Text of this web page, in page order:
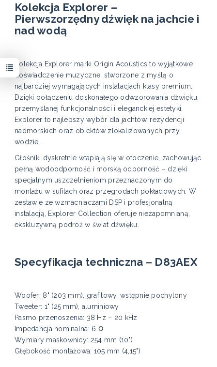
Kolekcja Explorer –
Pierwszorzędny dźwięk na jachcie i
nad wodą
Kolekcja Explorer marki Origin Acoustics to wyjątkowe
doświadczenie muzyczne, stworzone z myślą o
najbardziej wymagających instalacjach klasy premium.
Dzięki połączeniu doskonałego odwzorowania dźwięku,
przemyślanej funkcjonalności i eleganckiej estetyki,
Explorer to najlepszy wybór dla jachtów, rezydencji
nadmorskich oraz obiektów zlokalizowanych przy
wodzie.
Głośniki dyskretnie wtapiają się w otoczenie, zachowując
pełną wodoodporność i morską odporność – dzięki
specjalnym uszczelnieniom przeznaczonym do
montażu w sufitach oraz przegrodach pokładowych. W
zestawie ze wzmacniaczami DSP i profesjonalną
instalacją, Explorer Collection oferuje niezapomnianą,
ekskluzywną podróż w świat dźwięku.
Specyfikacja techniczna – D83AEX
Woofer: 8" (203 mm), grafitowy, wstępnie pochylony
Tweeter: 1" (25 mm), aluminiowy
Pasmo przenoszenia: 38 Hz – 20 kHz
Impedancja nominalna: 6 Ω
Wymiary maskownicy: 254 mm (10")
Głębokość montażowa: 105 mm (4,15")